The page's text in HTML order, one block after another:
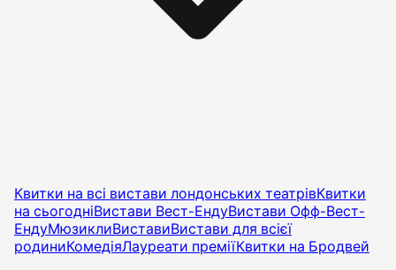
Квитки на всі вистави лондонських театрівКвитки
на сьогодніВистави Вест-ЕндуВистави Офф-Вест-
ЕндуМюзиклиВиставиВистави для всієї
родиниКомедіяЛауреати преміїКвитки на Бродвей